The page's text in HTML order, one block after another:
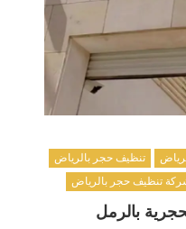
تنظيف حجر بالرياض
تنظيف حجر بالرياض
بالرمل